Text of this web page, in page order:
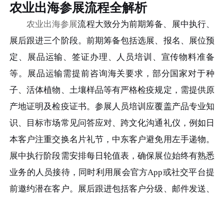
农业出海参展流程全解析
农业出海参展流程大致分为前期筹备、展中执行、
展后跟进三个阶段。前期筹备包括选展、报名、展位预
定、展品运输、签证办理、人员培训、宣传物料准备
等。展品运输需提前咨询海关要求，部分国家对于种
子、活体植物、土壤样品等有严格检疫规定，需提供原
产地证明及检疫证书。参展人员培训应覆盖产品专业知
识、目标市场常见问答应对、跨文化沟通礼仪，例如日
本客户注重交换名片礼节，中东客户避免用左手递物。
展中执行阶段需安排每日轮值表，确保展位始终有熟悉
业务的人员接待，同时利用展会官方App或社交平台提
前邀约潜在客户。展后跟进包括客户分级、邮件发送、